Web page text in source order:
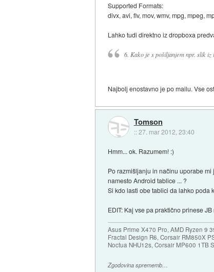
Supported Formats:
divx, avi, flv, mov, wmv, mpg, mpeg,
Lahko tudi direktno iz dropboxa
6. Kako je s pošiljanjem npr. slik
Najbolj enostavno je po mailu. Vse
Tomson
::27. mar 2012, 23:40
Hmm... ok. Razumem! :)
Po razmišljanju in načinu uporabe
namesto Android tablice ... ?
Si kdo lasti obe tablici da lahko poda
EDIT: Kaj vse pa praktično prinese
Asus Prime X470 Pro, AMD Ryzen 9
Fractal Design R6, Corsair RM850X
Noctua NHU12s, Corsair MP600 1TB
Zgodovina sprememb…